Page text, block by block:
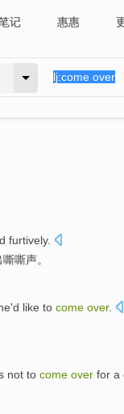
记 惠惠
furtively.
嘶嘶声。
'd like to come over.
not to come over for a